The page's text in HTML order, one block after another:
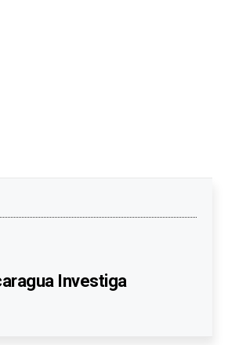
Investiga